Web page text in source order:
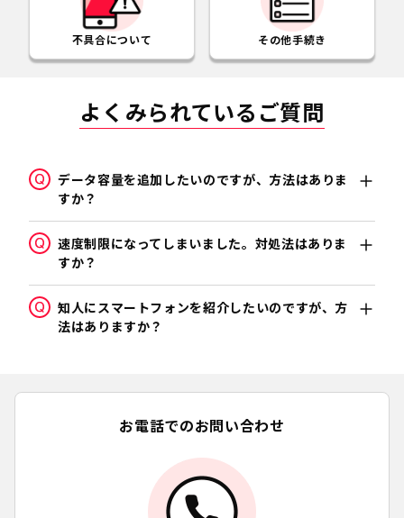
不具合について その他手続き
よくみられているご質問
データ容量を追加したいのですが、方法はありま
すか？
速度制限になってしまいました。対処法はありま
すか？
知人にスマートフォンを紹介したいのですが、方
法はありますか？
お電話でのお問い合わせ